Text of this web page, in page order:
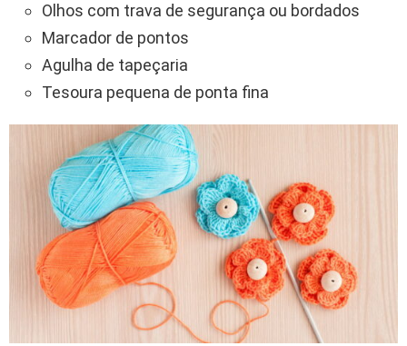
Olhos com trava de segurança ou bordados
Marcador de pontos
Agulha de tapeçaria
Tesoura pequena de ponta fina